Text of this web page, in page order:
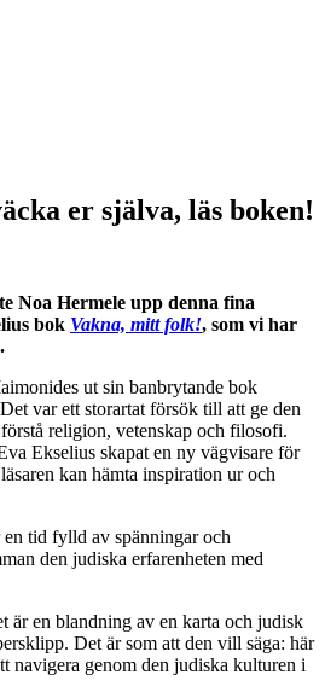
er själva, läs boken!
Noa Hermele upp denna fina
bok Vakna, mitt folk!, som vi har
ut sin banbrytande bok
var ett storartat försök till att ge den
religion, vetenskap och filosofi.
Ekselius skapat en ny vägvisare för
kan hämta inspiration ur och
tid fylld av spänningar och
den judiska erfarenheten med
är en blandning av en karta och judisk
Det är som att den vill säga: här
navigera genom den judiska kulturen i